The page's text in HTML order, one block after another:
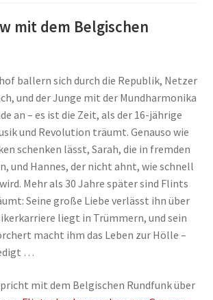
mit dem Belgischen
ballern sich durch die Republik, Netzer
und der Junge mit der Mundharmonika
an – es ist die Zeit, als der 16-jährige
und Revo­lution träumt. Genauso wie
schenken lässt, Sarah, die in fremden
und Hannes, der nicht ahnt, wie schnell
Mehr als 30 Jahre später sind Flints
Seine große Liebe verlässt ihn über
liegt in Trüm­mern, und sein
macht ihm das Leben zur Hölle –
…
mit dem Belgischen Rundfunk über